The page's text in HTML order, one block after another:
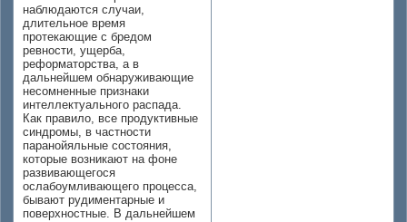
наблюдаются случаи,
длительное время
протекающие с бредом
ревности, ущерба,
реформаторства, а в
дальнейшем обнаруживающие
несомненные признаки
интеллектуального распада.
Как правило, все продуктивные
синдромы, в частности
паранойяльные состояния,
которые возникают на фоне
развивающегося
ослабоумливающего процесса,
бывают рудиментарные и
поверхностные. В дальнейшем